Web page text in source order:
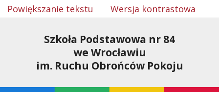
Powiększanie tekstu Wersja kontrastowa
Szkoła Podstawowa nr 84
we Wrocławiu
im. Ruchu Obrońców Pokoju